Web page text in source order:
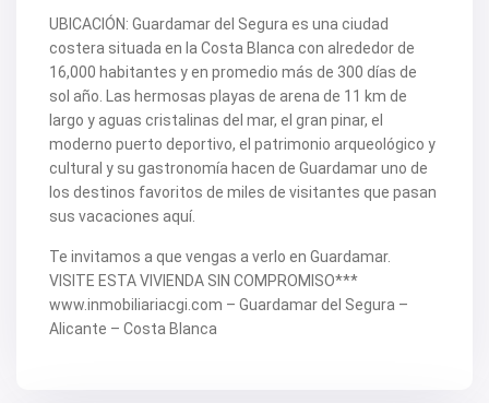
UBICACIÓN: Guardamar del Segura es una ciudad
costera situada en la Costa Blanca con alrededor de
16,000 habitantes y en promedio más de 300 días de
sol año. Las hermosas playas de arena de 11 km de
largo y aguas cristalinas del mar, el gran pinar, el
moderno puerto deportivo, el patrimonio arqueológico y
cultural y su gastronomía hacen de Guardamar uno de
los destinos favoritos de miles de visitantes que pasan
sus vacaciones aquí.
Te invitamos a que vengas a verlo en Guardamar.
VISITE ESTA VIVIENDA SIN COMPROMISO***
www.inmobiliariacgi.com – Guardamar del Segura –
Alicante – Costa Blanca